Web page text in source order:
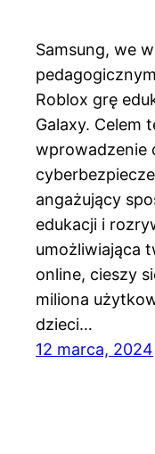
Samsung, we
Roblox grę
Galaxy. Celem
wprowadzenie
angażujący
edukacji i
umożliwiająca
online, cieszy
miliona
dzieci…
12 marca, 2024